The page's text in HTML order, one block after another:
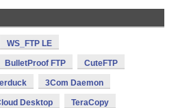
WS_FTP LE
BulletProof FTP CuteFTP
3Com Daemon
Desktop TeraCopy